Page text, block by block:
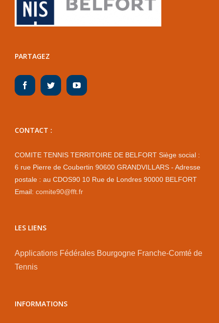
PARTAGEZ
CONTACT :
COMITE TENNIS TERRITOIRE DE BELFORT Siège social :
6 rue Pierre de Coubertin 90600 GRANDVILLARS - Adresse
postale : au CDOS90 10 Rue de Londres 90000 BELFORT
Email: comite90@fft.fr
LES LIENS
Applications Fédérales Bourgogne Franche-Comté de
Tennis
INFORMATIONS